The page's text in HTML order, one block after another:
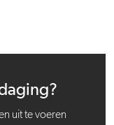
uit te voeren